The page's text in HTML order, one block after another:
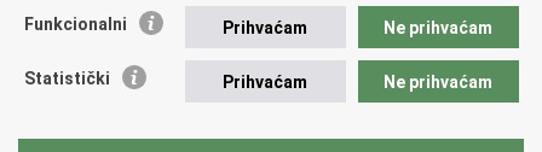
Facebooku
Twitteru
Republika Hrvatska
Trg N.Š. Zrinskog 7-8, 10000 Zagreb
fax: +385 (0)1 4551 795, +385 (0)1 4920 149
Funkcionalni Prihvaćam Ne prihvaćam
Statistički Prihvaćam Ne prihvaćam